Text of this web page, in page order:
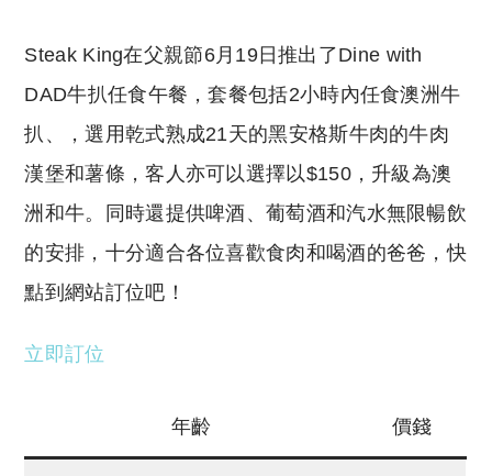
Steak King在父親節6月19日推出了Dine with
DAD牛扒任食午餐，套餐包括2小時內任食澳洲牛
扒、，選用乾式熟成21天的黑安格斯牛肉的牛肉
漢堡和薯條，客人亦可以選擇以$150，升級為澳
洲和牛。同時還提供啤酒、葡萄酒和汽水無限暢飲
的安排，十分適合各位喜歡食肉和喝酒的爸爸，快
點到網站訂位吧！
立即訂位
年齡 價錢